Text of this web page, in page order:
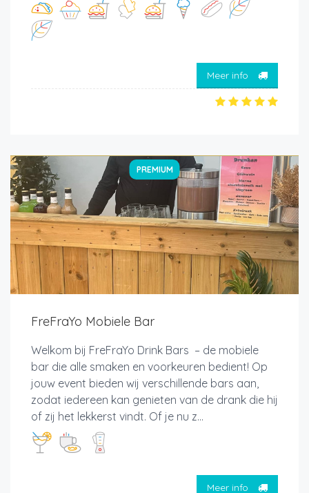
Meer info
PREMIUM
FreFraYo Mobiele Bar
Welkom bij FreFraYo Drink Bars – de mobiele
bar die alle smaken en voorkeuren bedient! Op
jouw event bieden wij verschillende bars aan,
zodat iedereen kan genieten van de drank die hij
of zij het lekkerst vindt. Of je nu z...
Meer info